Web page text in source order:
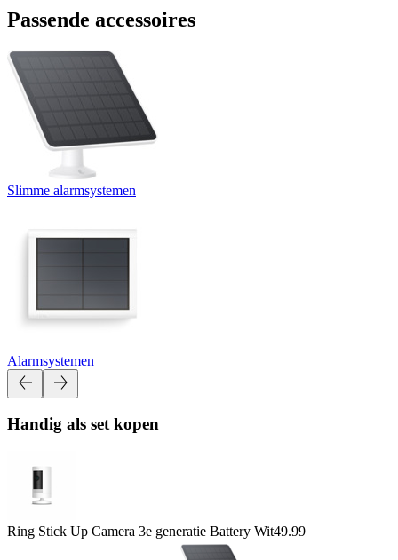
Passende accessoires
Slimme alarmsystemen
Alarmsystemen
Handig als set kopen
Ring Stick Up Camera 3e generatie Battery Wit49.99